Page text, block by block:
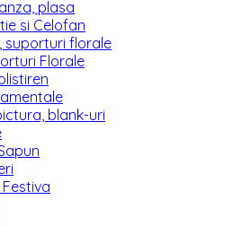
plasa
si Celofan
suporturi florale
Florale
blank-uri